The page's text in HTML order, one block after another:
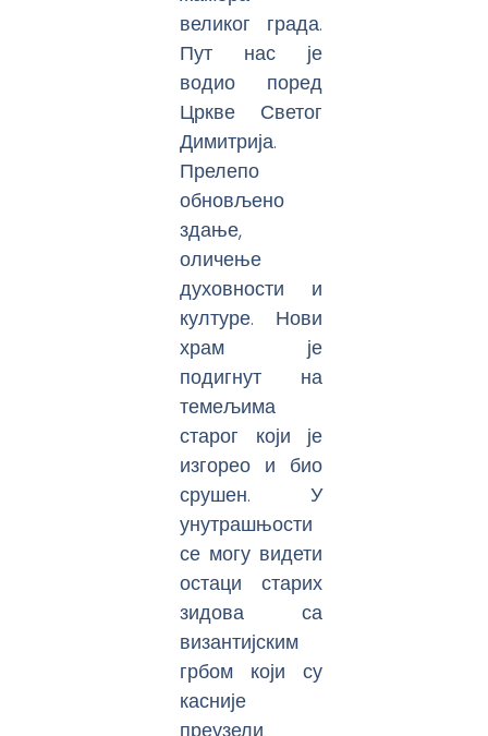
великог града.
Пут нас је
водио поред
Цркве Светог
Димитрија.
Прелепо
обновљено
здање,
оличење
духовности и
културе. Нови
храм је
подигнут на
темељима
старог који је
изгорео и био
срушен. У
унутрашњости
се могу видети
остаци старих
зидова са
византијским
грбом који су
касније
преузели